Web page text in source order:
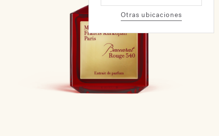
Otras ubicaciones